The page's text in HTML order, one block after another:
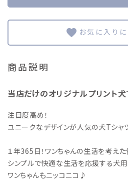
favorite
商品説明
当店だけのオリジナルプリント
注目度高め！
ユニークなデザインが人気の犬Tシャツ
１年365日！ワンちゃんの生活を考え
シンプルで快適な生活を応援する犬用
ワンちゃんもニッコニコ♪